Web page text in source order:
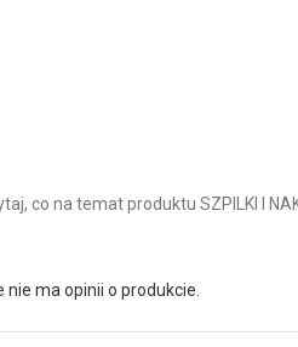
co na temat produktu SZPILKI I
nie ma opinii o produkcie.